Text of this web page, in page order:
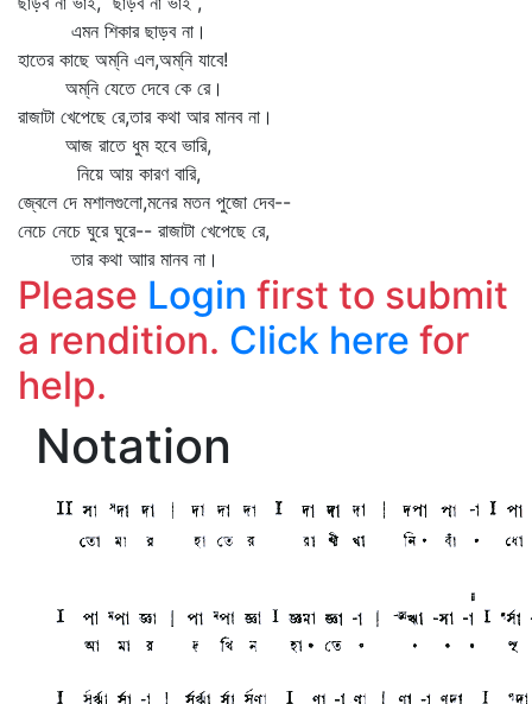
এমন শিকার ছাড়ব না।
হাতের কাছে অম্‌নি এল,অম্‌নি যাবে!
অম্‌নি যেতে দেবে কে রে।
রাজাটা খেপেছে রে,তার কথা আর মানব না।
আজ রাতে ধুম হবে ভারি,
নিয়ে আয় কারণ বারি,
জ্বেলে দে মশালগুলো,মনের মতন পুজো দেব--
নেচে নেচে ঘুরে ঘুরে-- রাজাটা খেপেছে রে,
তার কথা আার মানব না।
Please Login first to submit
a rendition. Click here for
help.
Notation